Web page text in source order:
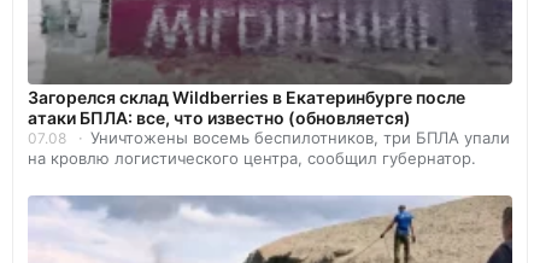
Загорелся склад Wildberries в Екатеринбурге после
атаки БПЛА: все, что известно (обновляется)
07.08
Уничтожены восемь беспилотников, три БПЛА упали
на кровлю логистического центра, сообщил губернатор.